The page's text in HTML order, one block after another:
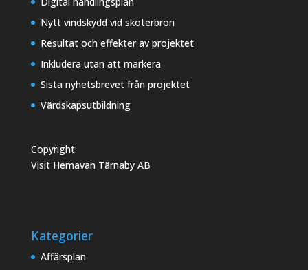
Nytt vindskydd vid skoterbron
Resultat och effekter av projektet
Inkludera utan att markera
Sista nyhetsbrevet från projektet
Värdskapsutbildning
Copyright:
Visit Hemavan Tärnaby AB
Kategorier
Affärsplan